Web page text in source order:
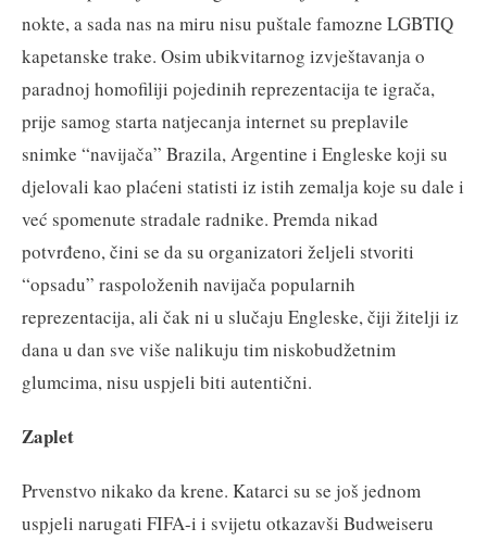
nokte, a sada nas na miru nisu puštale famozne LGBTIQ
kapetanske trake. Osim ubikvitarnog izvještavanja o
paradnoj homofiliji pojedinih reprezentacija te igrača,
prije samog starta natjecanja internet su preplavile
snimke “navijača” Brazila, Argentine i Engleske koji su
djelovali kao plaćeni statisti iz istih zemalja koje su dale i
već spomenute stradale radnike. Premda nikad
potvrđeno, čini se da su organizatori željeli stvoriti
“opsadu” raspoloženih navijača popularnih
reprezentacija, ali čak ni u slučaju Engleske, čiji žitelji iz
dana u dan sve više nalikuju tim niskobudžetnim
glumcima, nisu uspjeli biti autentični.
Zaplet
Prvenstvo nikako da krene. Katarci su se još jednom
uspjeli narugati FIFA-i i svijetu otkazavši Budweiseru